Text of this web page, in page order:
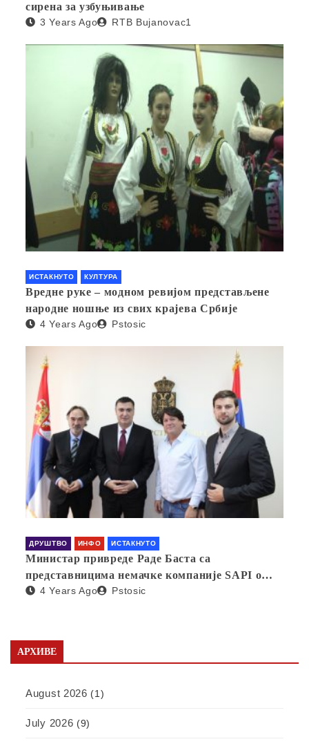
сирена за узбуњивање
3 Years Ago RTB Bujanovac1
ИСТАКНУТО КУЛТУРА
Вредне руке – модном ревијом представљене
народне ношње из свих крајева Србије
4 Years Ago Pstosic
ДРУШТВО ИНФО ИСТАКНУТО
Министар привреде Раде Баста са
представницима немачке компаније SAPI о
отварању фабрике у Србији
4 Years Ago Pstosic
АРХИВЕ
August 2026 (1)
July 2026 (9)